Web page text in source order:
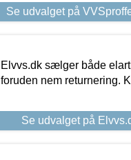
Se udvalget på
Elvvs.dk sælger både
foruden nem returnering.
Se udvalget på